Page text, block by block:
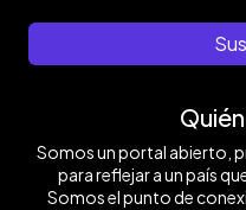
Somos un portal abierto,
para reflejar a un país
Somos el punto de